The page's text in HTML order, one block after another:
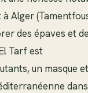
Alger
des épaves et
Tarf est
un masque
dans